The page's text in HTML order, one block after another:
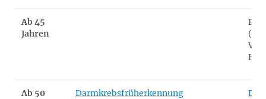
Ab 45
Jahren
Ab 50
Darmkrebsfrüherkennung